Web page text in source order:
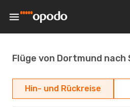
Flüge von Dortmund nach
Hin- und Rückreise